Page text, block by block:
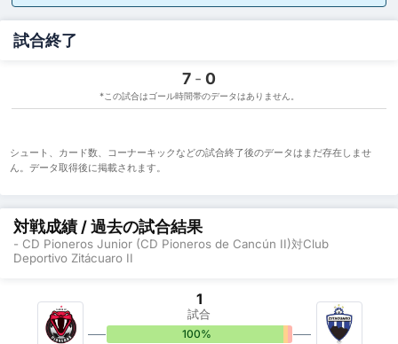
試合終了
7 - 0
*この試合はゴール時間帯のデータはありません。
シュート、カード数、コーナーキックなどの試合終了後のデータはまだ存在しませ
ん。データ取得後に掲載されます。
対戦成績 / 過去の試合結果
- CD Pioneros Junior (CD Pioneros de Cancún II)対Club
Deportivo Zitácuaro II
1
試合
100% 0%
0%